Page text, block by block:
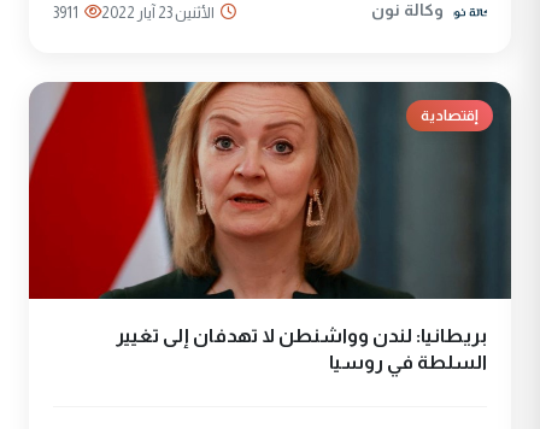
وكالة نون الأثنين 23 آيار 2022 3911
إقتصادية
بريطانيا: لندن وواشنطن لا تهدفان إلى تغيير
السلطة في روسيا